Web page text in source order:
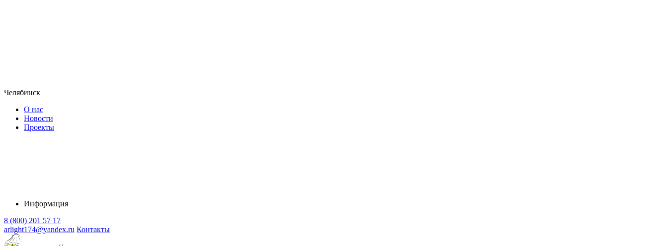
Челябинск
О нас
Новости
Проекты
Информация
8 (800) 201 57 17
arlight174@yandex.ru Контакты